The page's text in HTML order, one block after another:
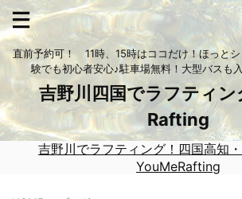
直前予約可！ 11時、15時はココだけ！ほっと
験でも初心者安心♪駐車場無料！大型バスも
吉野川四国でラフティ
Rafting
吉野川でラフティング！四国高知
YouMeRafting